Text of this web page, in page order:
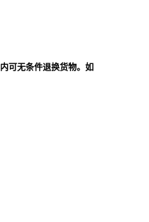
可无条件退换货物。如